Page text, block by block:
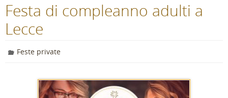
Festa di compleanno adulti a
Lecce
Feste private